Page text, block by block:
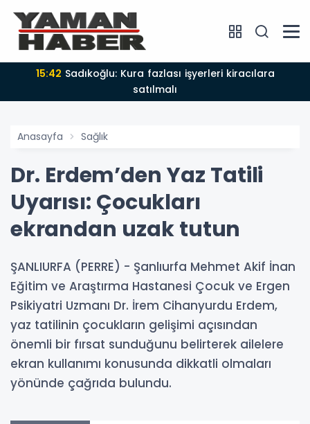
15:42
satılmalı
Anasayfa Sağlık
Dr. Erdem’den Yaz Tatili
Uyarısı: Çocukları
ekrandan uzak tutun
ŞANLIURFA (PERRE) - Şanlıurfa Mehmet Akif İnan
Eğitim ve Araştırma Hastanesi Çocuk ve Ergen
Psikiyatri Uzmanı Dr. İrem Cihanyurdu Erdem,
yaz tatilinin çocukların gelişimi açısından
önemli bir fırsat sunduğunu belirterek ailelere
ekran kullanımı konusunda dikkatli olmaları
yönünde çağrıda bulundu.